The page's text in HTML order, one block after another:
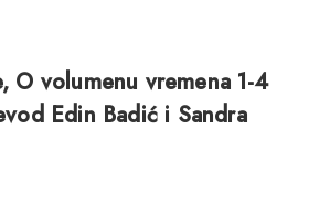
O volumenu vremena 1-4
Edin Badić i Sandra